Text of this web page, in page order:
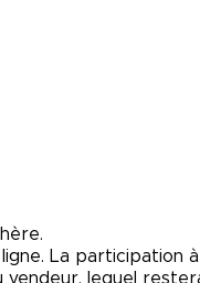
La participation
lequel